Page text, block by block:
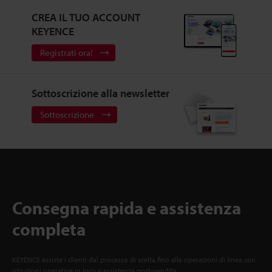
CREA IL TUO ACCOUNT
KEYENCE
Registrati ora!
Sottoscrizione alla newsletter
Sottoscrizione
Consegna rapida e assistenza
completa
KEYENCE assiste i clienti dal processo di scelta fino alle operazioni di linea con